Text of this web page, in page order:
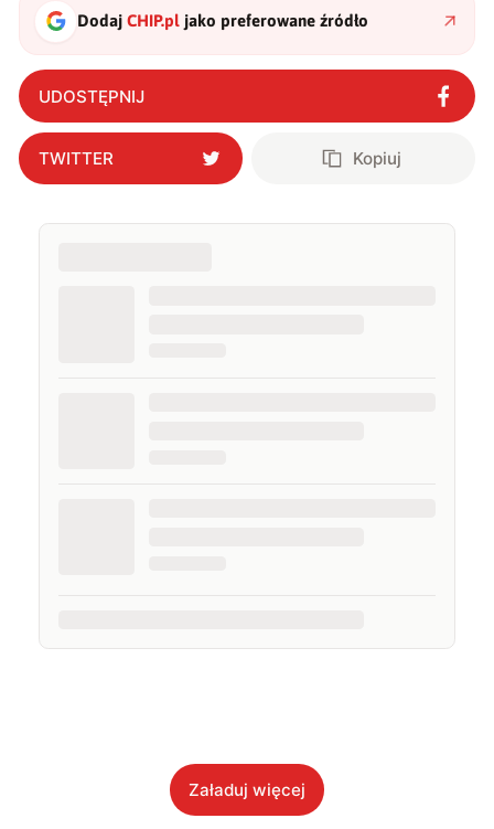
DodajCHIP.pl jako preferowane źródło
UDOSTĘPNIJ
TWITTER Kopiuj
Załaduj więcej